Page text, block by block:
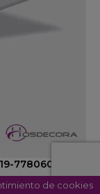
778060
de cookies